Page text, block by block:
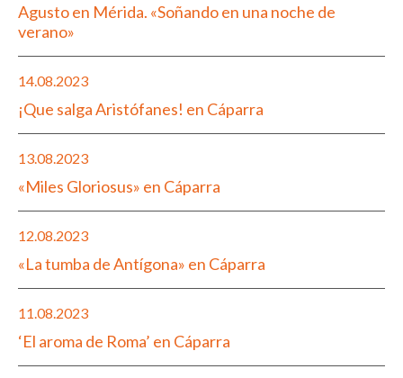
Agusto en Mérida. «Soñando en una noche de
verano»
14.08.2023
¡Que salga Aristófanes! en Cáparra
13.08.2023
«Miles Gloriosus» en Cáparra
12.08.2023
«La tumba de Antígona» en Cáparra
11.08.2023
‘El aroma de Roma’ en Cáparra